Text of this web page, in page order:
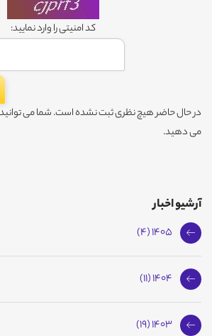
کد امنیتی را وارد نمایید:
در حال حاضر هیچ نظری ثبت نشده است. شما می توانید
می دهید.
آرشیو اخبار
1405 (4)
1404 (11)
1403 (19)